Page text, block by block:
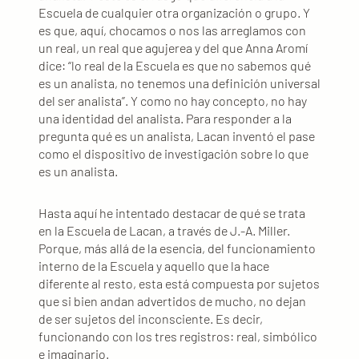
Escuela de cualquier otra organización o grupo. Y
es que, aquí, chocamos o nos las arreglamos con
un real, un real que agujerea y del que Anna Aromí
dice: “lo real de la Escuela es que no sabemos qué
es un analista, no tenemos una definición universal
del ser analista”. Y como no hay concepto, no hay
una identidad del analista. Para responder a la
pregunta qué es un analista, Lacan inventó el pase
como el dispositivo de investigación sobre lo que
es un analista.
Hasta aquí he intentado destacar de qué se trata
en la Escuela de Lacan, a través de J.-A. Miller.
Porque, más allá de la esencia, del funcionamiento
interno de la Escuela y aquello que la hace
diferente al resto, esta está compuesta por sujetos
que si bien andan advertidos de mucho, no dejan
de ser sujetos del inconsciente. Es decir,
funcionando con los tres registros: real, simbólico
e imaginario.